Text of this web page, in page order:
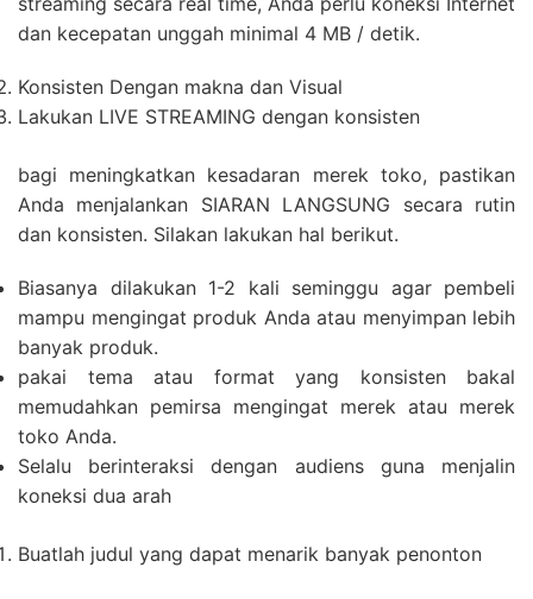
dan kecepatan unggah minimal 4 MB / detik.
Konsisten Dengan makna dan Visual
Lakukan LIVE STREAMING dengan konsisten
bagi meningkatkan kesadaran merek toko, pastikan
Anda menjalankan SIARAN LANGSUNG secara rutin
dan konsisten. Silakan lakukan hal berikut.
Biasanya dilakukan 1-2 kali seminggu agar pembeli
mampu mengingat produk Anda atau menyimpan lebih
banyak produk.
pakai tema atau format yang konsisten bakal
memudahkan pemirsa mengingat merek atau merek
toko Anda.
Selalu berinteraksi dengan audiens guna menjalin
koneksi dua arah
Buatlah judul yang dapat menarik banyak penonton